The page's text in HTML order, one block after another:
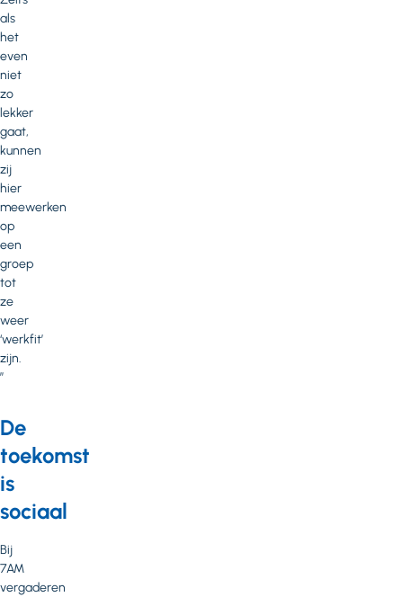
als
het
even
niet
zo
lekker
gaat,
kunnen
zij
hier
meewerken
op
een
groep
tot
ze
weer
‘werkfit’
zijn.
”
De
toekomst
is
sociaal
Bij
7AM
vergaderen